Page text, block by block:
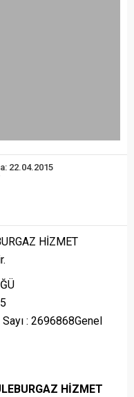
22.04.2015
HİZMET
: 2696868Genel
HİZMET